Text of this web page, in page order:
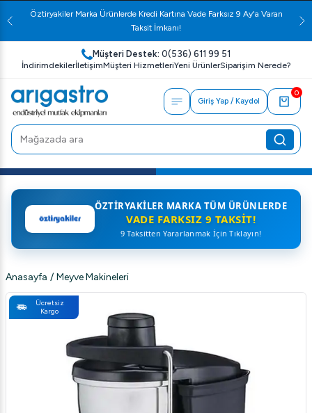
Öztiryakiler Marka Ürünlerde Kredi Kartına Vade Farksız 9 Ay'a Varan
Taksit İmkanı!
Müşteri Destek: 0(536) 611 99 51
İndirimdekilerİletişimMüşteri HizmetleriYeni ÜrünlerSiparişim Nerede?
Giriş Yap / Kaydol
0
ÖZTIRYAKILER MARKA TÜM ÜRÜNLERDE
VADE FARKSIZ 9 TAKSIT!
9 Taksitten Yararlanmak İçin Tıklayın!
Anasayfa / Meyve Makineleri
Ücretsiz
Kargo